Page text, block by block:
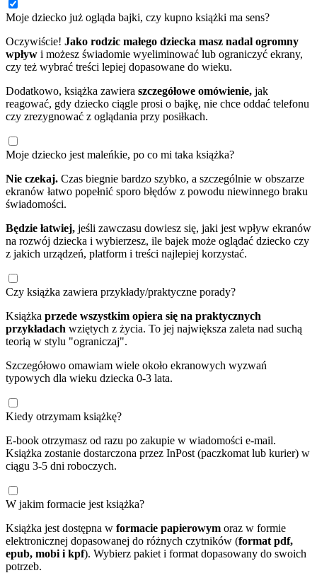
Moje dziecko już ogląda bajki, czy kupno książki ma sens?
Oczywiście! Jako rodzic małego dziecka masz nadal ogromny
wpływ i możesz świadomie wyeliminować lub ograniczyć ekrany,
czy też wybrać treści lepiej dopasowane do wieku.
Dodatkowo, książka zawiera szczegółowe omówienie, jak
reagować, gdy dziecko ciągle prosi o bajkę, nie chce oddać telefonu
czy zrezygnować z oglądania przy posiłkach.
Moje dziecko jest maleńkie, po co mi taka książka?
Nie czekaj. Czas biegnie bardzo szybko, a szczególnie w obszarze
ekranów łatwo popełnić sporo błędów z powodu niewinnego braku
świadomości.
Będzie łatwiej, jeśli zawczasu dowiesz się, jaki jest wpływ ekranów
na rozwój dziecka i wybierzesz, ile bajek może oglądać dziecko czy
z jakich urządzeń, platform i treści najlepiej korzystać.
Czy książka zawiera przykłady/praktyczne porady?
Książka przede wszystkim opiera się na praktycznych
przykładach wziętych z życia. To jej największa zaleta nad suchą
teorią w stylu "ograniczaj".
Szczegółowo omawiam wiele około ekranowych wyzwań
typowych dla wieku dziecka 0-3 lata.
Kiedy otrzymam książkę?
E-book otrzymasz od razu po zakupie w wiadomości e-mail.
Książka zostanie dostarczona przez InPost (paczkomat lub kurier) w
ciągu 3-5 dni roboczych.
W jakim formacie jest książka?
Książka jest dostępna w formacie papierowym oraz w formie
elektronicznej dopasowanej do różnych czytników (format pdf,
epub, mobi i kpf). Wybierz pakiet i format dopasowany do swoich
potrzeb.